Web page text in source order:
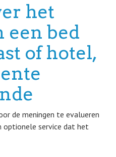
het
een bed
of hotel,
de meningen te evalueren
optionele service dat het